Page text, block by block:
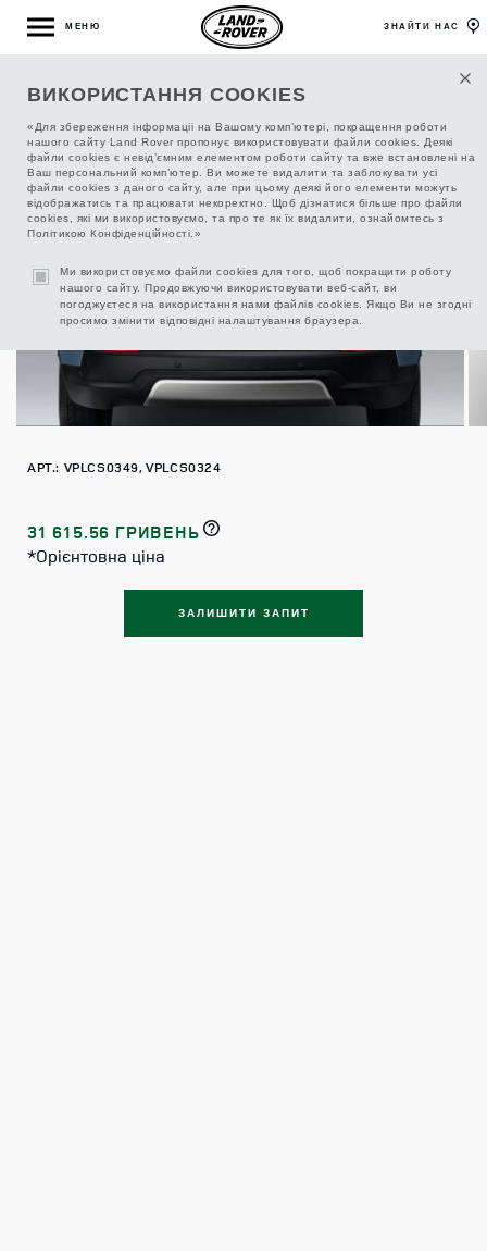
ВИКОРИСТАННЯ COOKIES
«Для збереження інформаціі на Вашому комп’ютері, покращення роботи
нашого сайту Land Rover пропонує використовувати файли cookies. Деякі
файли cookies є невід’ємним елементом роботи сайту та вже встановлені на
Ваш персональний комп’ютер. Ви можете видалити та заблокувати усі
файли cookies з даного сайту, але при цьому деякі його елементи можуть
відображатись та працювати некоректно. Щоб дізнатися більше про файли
cookies, які ми використовуємо, та про те як їх видалити, ознайомтесь з
Політикою Конфіденційності.»
Ми використовуємо файли cookies для того, щоб покращити роботу
нашого сайту. Продовжуючи використовувати веб-сайт, ви
погоджуєтеся на використання нами файлів cookies. Якщо Ви не згодні
просимо змінити відповідні налаштування браузера.
МЕНЮ ЗНАЙТИ НАС
СИСТЕМА ФІКСАЦІЇ БАГАЖУ
АРТ.: VPLCS0349, VPLCS0324
31 615.56 ГРИВЕНЬ
*Орієнтовна ціна
ЗАЛИШИТИ ЗАПИТ